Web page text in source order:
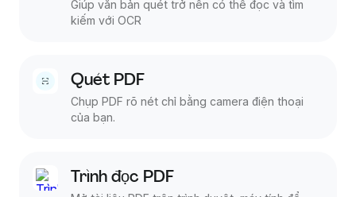
Giúp văn bản quét trở nên có thể đọc và tìm
kiếm với OCR
Quét PDF
Chụp PDF rõ nét chỉ bằng camera điện thoại
của bạn.
Trình đọc PDF